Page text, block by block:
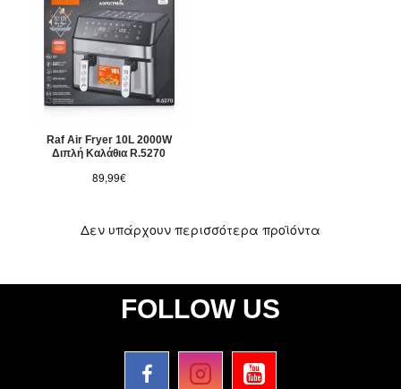
Raf Air Fryer 10L 2000W
Διπλή Καλάθια R.5270
89,99€
Δεν υπάρχουν περισσότερα προϊόντα
FOLLOW US